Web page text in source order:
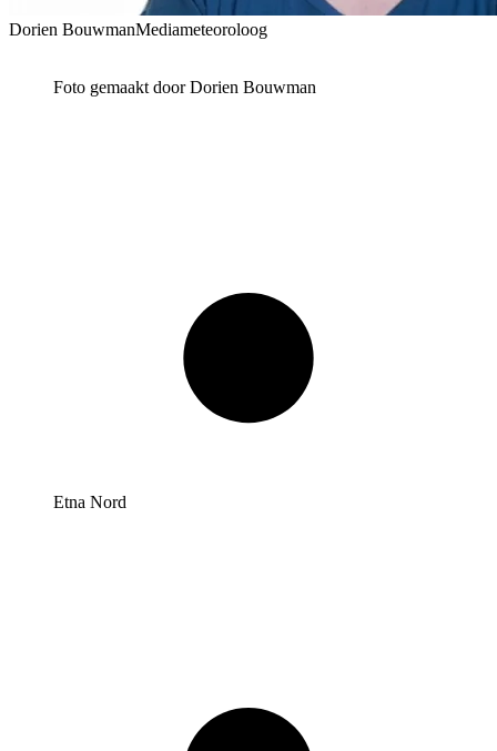
Dorien BouwmanMediameteoroloog